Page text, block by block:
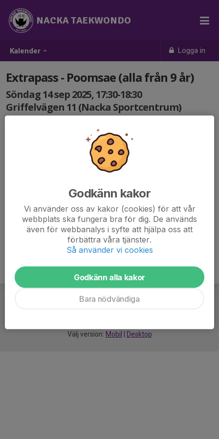
Kalender Logga in
NACKA TAEKWONDO
Extrapass - Poomsae (alla från 9 år)
Söndag 14 sep 2025, 17:30-18:30
Griffelvägen 11 (Nacka Sportcentrum)
Välj version: Mobil Desktop
Godkänn kakor
Vi använder oss av kakor (cookies) för att vår
webbplats ska fungera bra för dig. De används
även för webbanalys i syfte att hjälpa oss att
förbättra våra tjänster.
Så använder vi cookies
Godkänn alla kakor
Bara nödvändiga